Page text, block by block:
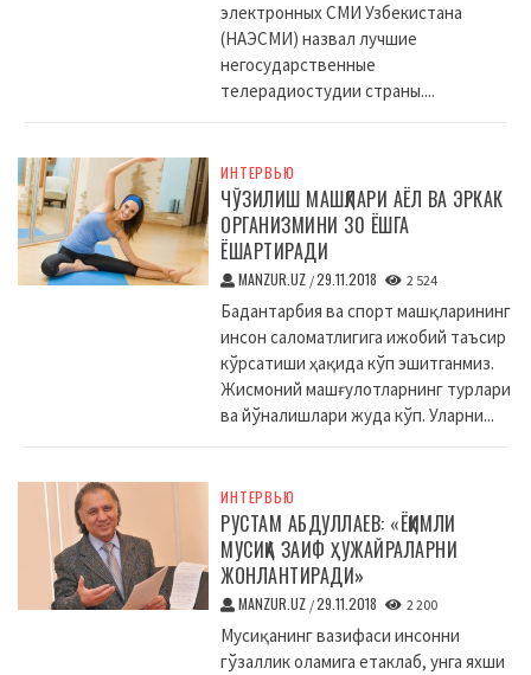
электронных СМИ Узбекистана
(НАЭСМИ) назвал лучшие
негосударственные
телерадиостудии страны....
ИНТЕРВЬЮ
ЧЎЗИЛИШ МАШҚЛАРИ АЁЛ ВА ЭРКАК
ОРГАНИЗМИНИ 30 ЁШГА
ЁШАРТИРАДИ
MANZUR.UZ /29.11.2018 2 524
Бадантарбия ва спорт машқларининг
инсон саломатлигига ижобий таъсир
кўрсатиши ҳақида кўп эшитганмиз.
Жисмоний машғулотларнинг турлари
ва йўналишлари жуда кўп. Уларни...
ИНТЕРВЬЮ
РУСТАМ АБДУЛЛАЕВ: «ЁҚИМЛИ
МУСИҚА ЗАИФ ҲУЖАЙРАЛАРНИ
ЖОНЛАНТИРАДИ»
MANZUR.UZ /29.11.2018 2 200
Мусиқанинг вазифаси инсонни
гўзаллик оламига етаклаб, унга яхши